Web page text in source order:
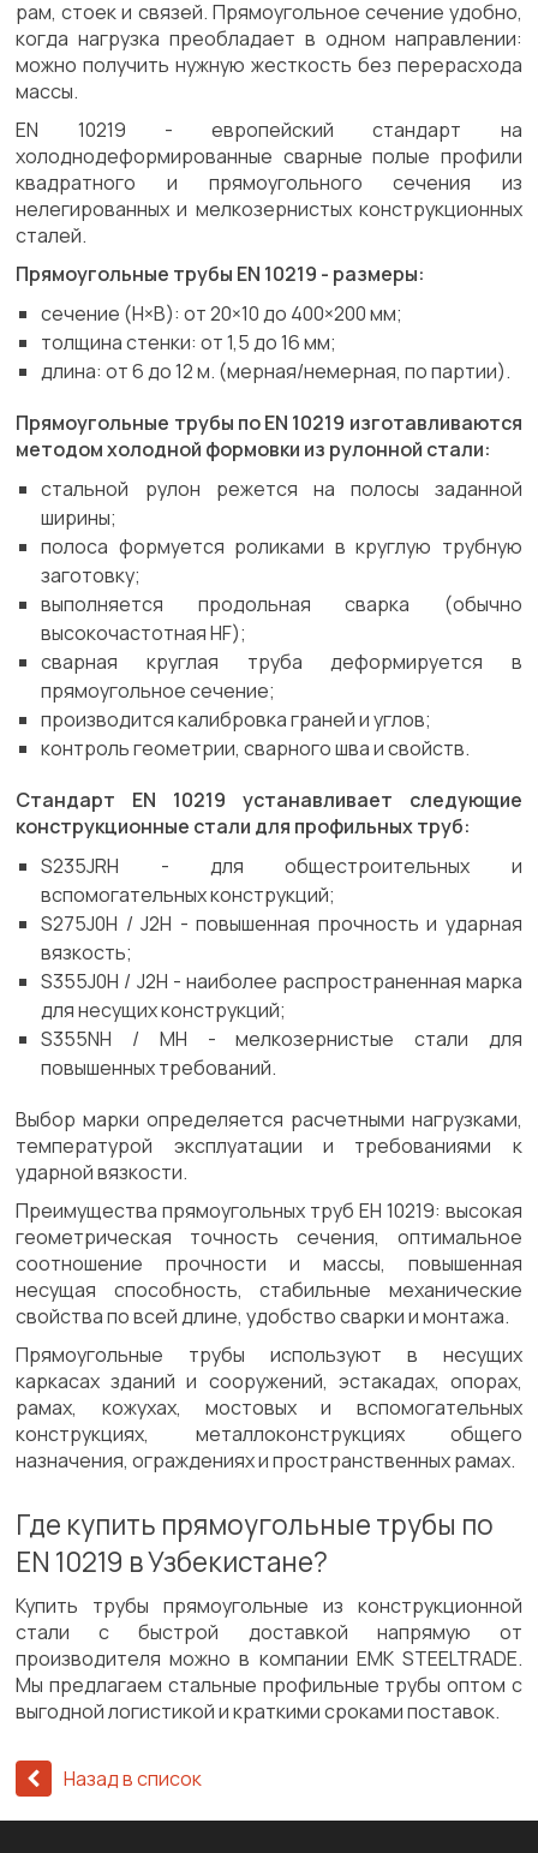
рам, стоек и связей. Прямоугольное сечение удобно,
когда нагрузка преобладает в одном направлении:
можно получить нужную жесткость без перерасхода
массы.
EN 10219 - европейский стандарт на
холоднодеформированные сварные полые профили
квадратного и прямоугольного сечения из
нелегированных и мелкозернистых конструкционных
сталей.
Прямоугольные трубы EN 10219 - размеры:
сечение (H×B): от 20×10 до 400×200 мм;
толщина стенки: от 1,5 до 16 мм;
длина: от 6 до 12 м. (мерная/немерная, по партии).
Прямоугольные трубы по EN 10219 изготавливаются
методом холодной формовки из рулонной стали:
стальной рулон режется на полосы заданной
ширины;
полоса формуется роликами в круглую трубную
заготовку;
выполняется продольная сварка (обычно
высокочастотная HF);
сварная круглая труба деформируется в
прямоугольное сечение;
производится калибровка граней и углов;
контроль геометрии, сварного шва и свойств.
Стандарт EN 10219 устанавливает следующие
конструкционные стали для профильных труб:
S235JRH - для общестроительных и
вспомогательных конструкций;
S275J0H / J2H - повышенная прочность и ударная
вязкость;
S355J0H / J2H - наиболее распространенная марка
для несущих конструкций;
S355NH / MH - мелкозернистые стали для
повышенных требований.
Выбор марки определяется расчетными нагрузками,
температурой эксплуатации и требованиями к
ударной вязкости.
Преимущества прямоугольных труб ЕН 10219: высокая
геометрическая точность сечения, оптимальное
соотношение прочности и массы, повышенная
несущая способность, стабильные механические
свойства по всей длине, удобство сварки и монтажа.
Прямоугольные трубы используют в несущих
каркасах зданий и сооружений, эстакадах, опорах,
рамах, кожухах, мостовых и вспомогательных
конструкциях, металлоконструкциях общего
назначения, ограждениях и пространственных рамах.
Где купить прямоугольные трубы по
EN 10219 в Узбекистане?
Купить трубы прямоугольные из конструкционной
стали с быстрой доставкой напрямую от
производителя можно в компании EMK STEELTRADE.
Мы предлагаем стальные профильные трубы оптом с
выгодной логистикой и краткими сроками поставок.
Назад в список